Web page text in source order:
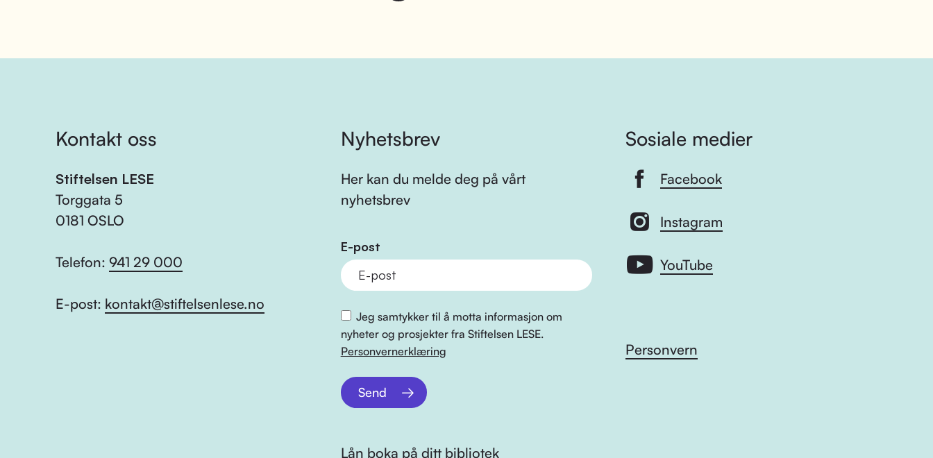
Kontakt oss
Stiftelsen LESE
Torggata 5
0181 OSLO
Telefon: 941 29 000
E-post: kontakt@stiftelsenlese.no
Nyhetsbrev
Her kan du melde deg på vårt
nyhetsbrev
E-post
Jeg samtykker til å motta informasjon om
nyheter og prosjekter fra Stiftelsen LESE.
Personvernerklæring
Send
Lån boka på ditt bibliotek
Sosiale medier
Facebook
Instagram
YouTube
Personvern